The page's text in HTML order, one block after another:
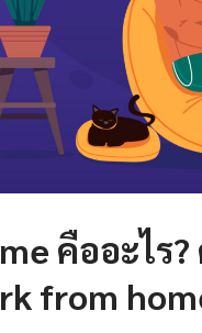
คืออะไร
from